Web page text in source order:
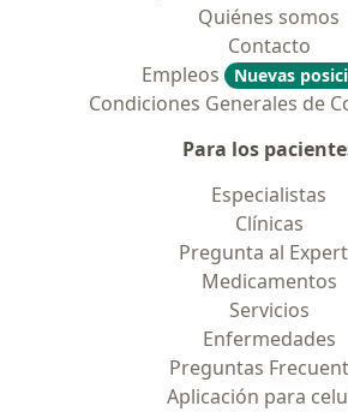
Quiénes somos
Contacto
Empleos
Nuevas
Condiciones Generales de
Para los
Especialistas
Clínicas
Pregunta al
Medicamentos
Servicios
Enfermedades
Preguntas
Aplicación para